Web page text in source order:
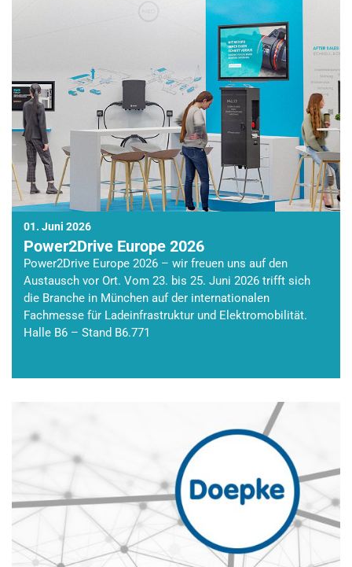
01. Juni 2026
Power2Drive Europe 2026
Power2Drive Europe 2026 – wir freuen uns auf den
Austausch vor Ort. Vom 23. bis 25. Juni 2026 trifft sich
die Branche in München auf der internationalen
Fachmesse für Ladeinfrastruktur und Elektromobilität.
Halle B6 – Stand B6.771